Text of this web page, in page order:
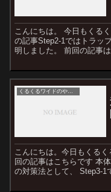
こんにちは。 今日もくる
の記事Step2-1ではトラッ
明しました。 前回の記事
くるくるワイドのやり方
こんにちは。今日もくる
回の記事はこちらです 本
の対策法として、 Step3-1